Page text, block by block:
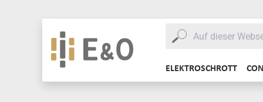
ELEKTROSCHROTT
ELEKTROSCHROTT